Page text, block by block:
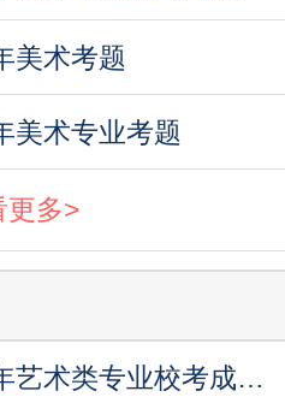
美术考题
美术专业考题
更多>
武汉理工大学2014年艺术类专业校考成绩查询时间